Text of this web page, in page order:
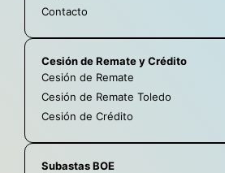
Contacto
Cesión de Remate y Crédito
Cesión de Remate
Cesión de Remate Toledo
Cesión de Crédito
Subastas BOE